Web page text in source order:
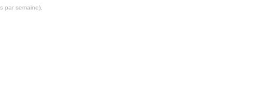
par semaine).